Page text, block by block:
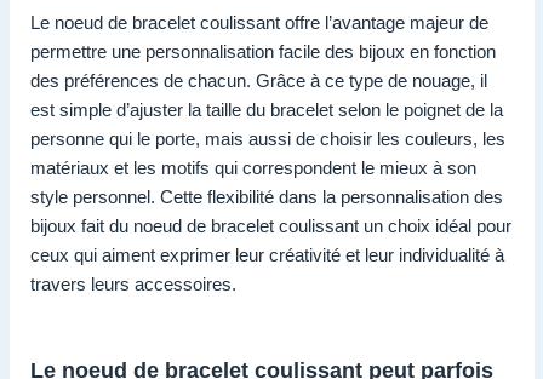
Le noeud de bracelet coulissant offre l’avantage majeur de
permettre une personnalisation facile des bijoux en fonction
des préférences de chacun. Grâce à ce type de nouage, il
est simple d’ajuster la taille du bracelet selon le poignet de la
personne qui le porte, mais aussi de choisir les couleurs, les
matériaux et les motifs qui correspondent le mieux à son
style personnel. Cette flexibilité dans la personnalisation des
bijoux fait du noeud de bracelet coulissant un choix idéal pour
ceux qui aiment exprimer leur créativité et leur individualité à
travers leurs accessoires.
Le noeud de bracelet coulissant peut parfois